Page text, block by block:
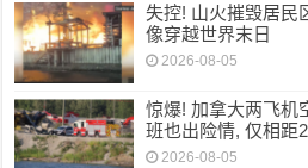
失控! 山火摧毁居民
像穿越世界末日
2026-08-05
惊爆! 加拿大两飞机
班也出险情, 仅相距
2026-08-05